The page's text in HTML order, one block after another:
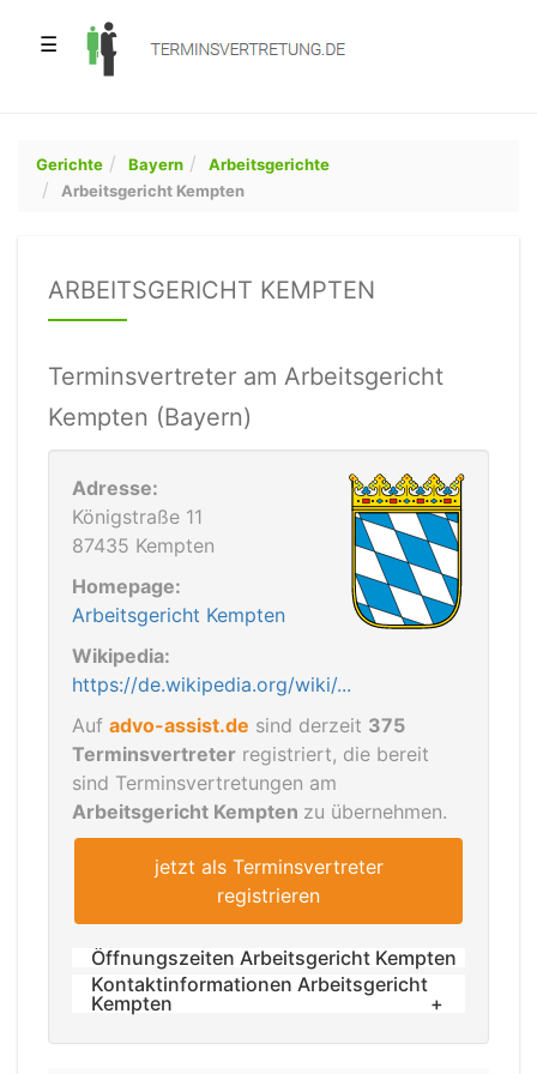
☰
Gerichte Bayern
Arbeitsgerichte
Arbeitsgericht Kempten
ARBEITSGERICHT KEMPTEN
Terminsvertreter am Arbeitsgericht
Kempten (Bayern)
Adresse:
Königstraße 11
87435 Kempten
Homepage:
Arbeitsgericht Kempten
Wikipedia:
https://de.wikipedia.org/wiki/...
Auf advo-assist.de sind derzeit 375
Terminsvertreter registriert, die bereit
sind Terminsvertretungen am
Arbeitsgericht Kempten zu übernehmen.
jetzt als Terminsvertreter
registrieren
Öffnungszeiten Arbeitsgericht Kempten
Montag bis Freitag von 8.30 Uhr bis
11.30 Uhr
Zusätzlich Montag und Mittwoch von
Kontaktinformationen Arbeitsgericht
Kempten